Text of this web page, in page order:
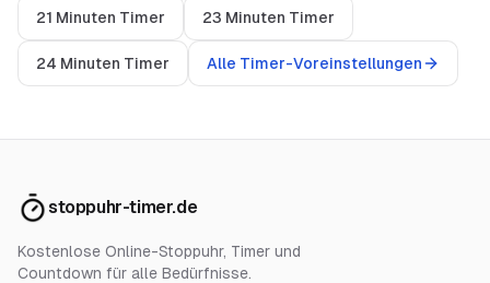
21 Minuten Timer 23 Minuten Timer
24 Minuten Timer Alle Timer-Voreinstellungen
stoppuhr-timer.de
Kostenlose Online-Stoppuhr, Timer und
Countdown für alle Bedürfnisse.